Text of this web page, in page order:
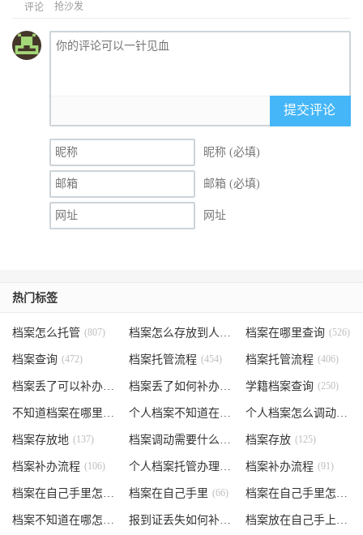
评论 抢沙发
提交评论
昵称 (必填)
邮箱 (必填)
网址
热门标签
档案怎么托管 (807) 档案怎么存放到人才市场 (535)
档案在哪里查询 (526)
档案查询 (472) 档案托管流程 (454) 档案托管流程 (406)
档案丢了可以补办吗 (371) 档案丢了如何补办 学籍档案查询 (250)
不知道档案在哪里 个人档案不知道在哪儿 (191) 个人档案怎么调动
档案存放地 (137) 档案调动需要什么手续 (130)
档案存放 (125)
档案补办流程 (106) 个人档案托管办理流程 (102)
档案补办流程 (91)
档案在自己手里怎么办 (85)
档案在自己手里 (66) 档案在自己手里怎么处理
档案不知道在哪怎么办 (62) 报到证丢失如何补办 (54) 档案放在自己手上